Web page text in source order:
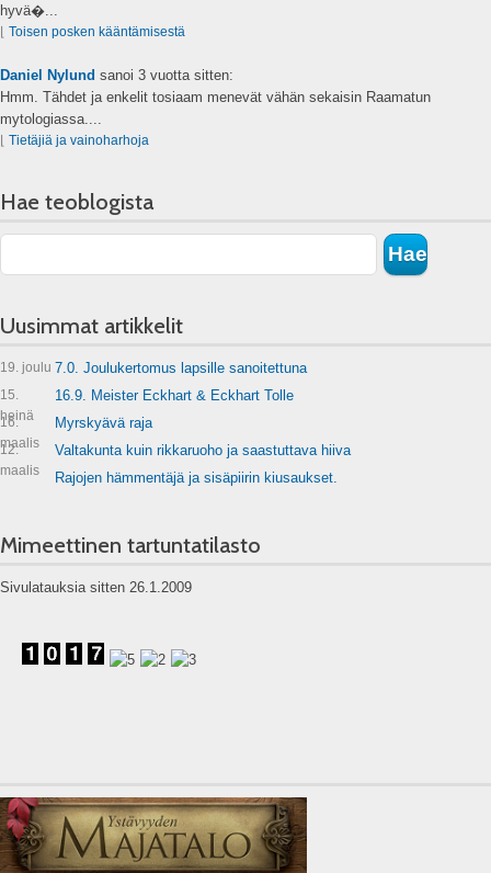
hyvä�...
⌊ Toisen posken kääntämisestä
Daniel Nylund sanoi 3 vuotta sitten:
Hmm. Tähdet ja enkelit tosiaam menevät vähän sekaisin Raamatun
mytologiassa....
⌊ Tietäjiä ja vainoharhoja
Hae teoblogista
Uusimmat artikkelit
19. joulu 7.0. Joulukertomus lapsille sanoitettuna
15.
heinä
16.9. Meister Eckhart & Eckhart Tolle
16.
maalis
Myrskyävä raja
12.
maalis
Valtakunta kuin rikkaruoho ja saastuttava hiiva
Rajojen hämmentäjä ja sisäpiirin kiusaukset.
Mimeettinen tartuntatilasto
Sivulatauksia sitten 26.1.2009